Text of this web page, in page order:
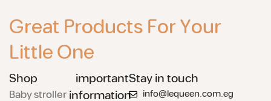
Great Products For Your
Little One
Shop
Baby stroller
important
information
Stay in touch
info@lequeen.com.eg